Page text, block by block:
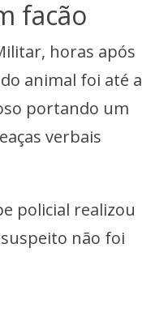
facão
horas após
animal foi até a
portando um
verbais
policial realizou
não foi